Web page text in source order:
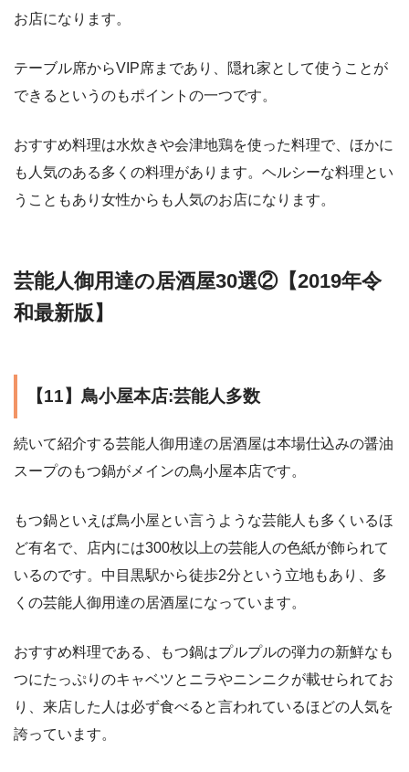
お店になります。
テーブル席からVIP席まであり、隠れ家として使うことが
できるというのもポイントの一つです。
おすすめ料理は水炊きや会津地鶏を使った料理で、ほかに
も人気のある多くの料理があります。ヘルシーな料理とい
うこともあり女性からも人気のお店になります。
芸能人御用達の居酒屋30選②【2019年令
和最新版】
【11】鳥小屋本店:芸能人多数
続いて紹介する芸能人御用達の居酒屋は本場仕込みの醤油
スープのもつ鍋がメインの鳥小屋本店です。
もつ鍋といえば鳥小屋とい言うような芸能人も多くいるほ
ど有名で、店内には300枚以上の芸能人の色紙が飾られて
いるのです。中目黒駅から徒歩2分という立地もあり、多
くの芸能人御用達の居酒屋になっています。
おすすめ料理である、もつ鍋はプルプルの弾力の新鮮なも
つにたっぷりのキャベツとニラやニンニクが載せられてお
り、来店した人は必ず食べると言われているほどの人気を
誇っています。